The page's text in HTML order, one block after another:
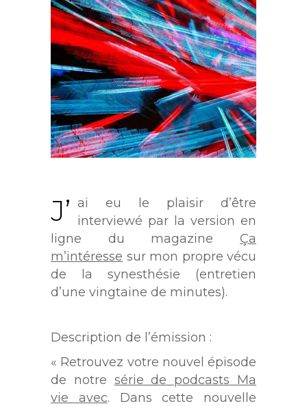
J’ ai eu le plaisir d’être
interviewé par la version en
ligne du magazine Ça
m’intéresse sur mon propre vécu
de la synesthésie (entretien
d’une vingtaine de minutes).
Description de l’émission :
« Retrouvez votre nouvel épisode
de notre série de podcasts Ma
vie avec. Dans cette nouvelle